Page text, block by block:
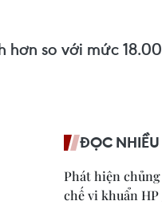
so với mức
ĐỌC NHIỀU
Phát hiện
chế vi khuẩn HP